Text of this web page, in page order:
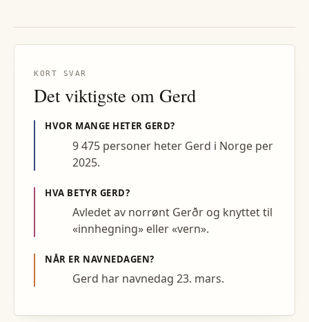
KORT SVAR
Det viktigste om Gerd
HVOR MANGE HETERGERD?
9 475 personer heter Gerd i Norge per
2025.
HVA BETYR GERD?
Avledet av norrønt Gerðr og knyttet til
«innhegning» eller «vern».
NÅR ER NAVNEDAGEN?
Gerd har navnedag 23. mars.